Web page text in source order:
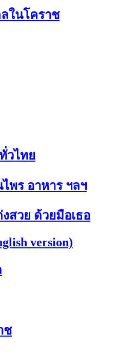
ในโคราช
วไทย
พร อาหาร ฯลฯ
สวย ด้วยมือเธอ
version)
ช